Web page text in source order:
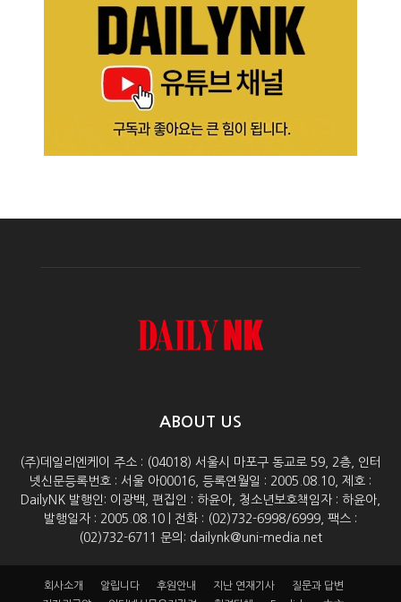
ABOUT US
(주)데일리엔케이 주소 : (04018) 서울시 마포구 동교로 59, 2층, 인터
넷신문등록번호 : 서울 아00016, 등록연월일 : 2005.08.10, 제호 :
DailyNK 발행인: 이광백, 편집인 : 하윤아, 청소년보호책임자 : 하윤아,
발행일자 : 2005.08.10 | 전화 : (02)732-6998/6999, 팩스 :
(02)732-6711 문의: dailynk@uni-media.net
회사소개 알립니다 후원안내 지난 연재기사
질문과 답변